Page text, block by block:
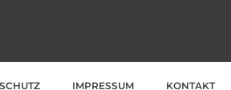
IMPRESSUM KONTAKT